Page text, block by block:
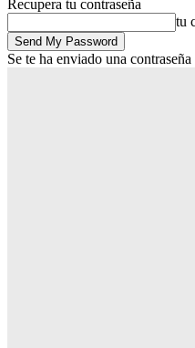
Recupera tu contraseña
tu
Se te ha enviado una